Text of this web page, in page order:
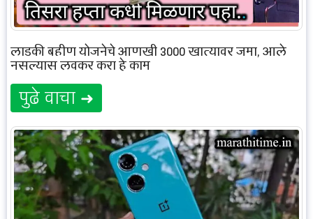
लाडकी बहीण योजनेचे आणखी 3000 खात्यावर जमा, आले
नसल्यास लवकर करा हे काम
पुढे वाचा ➜